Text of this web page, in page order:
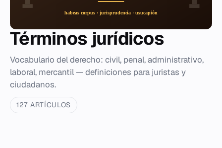
Términos jurídicos
Vocabulario del derecho: civil, penal, administrativo,
laboral, mercantil — definiciones para juristas y
ciudadanos.
127 ARTÍCULOS